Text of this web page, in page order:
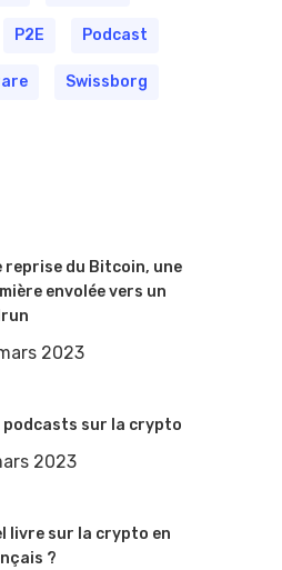
P2E Podcast
Swissborg
reprise du Bitcoin, une
envolée vers un
2023
podcasts sur la crypto
2023
livre sur la crypto en
?